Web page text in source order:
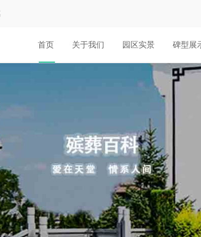
首页 关于我们 园区实景 碑型展